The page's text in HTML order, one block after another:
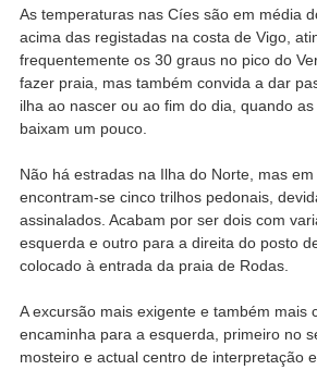
As temperaturas nas Cíes são em média
acima das registadas na costa de Vigo,
frequentemente os 30 graus no pico do
fazer praia, mas também convida a dar
ilha ao nascer ou ao fim do dia, quando
baixam um pouco.
Não há estradas na Ilha do Norte, mas
encontram-se cinco trilhos pedonais,
assinalados. Acabam por ser dois com
esquerda e outro para a direita do posto
colocado à entrada da praia de Rodas.
A excursão mais exigente e também mais
encaminha para a esquerda, primeiro no
mosteiro e actual centro de interpretação